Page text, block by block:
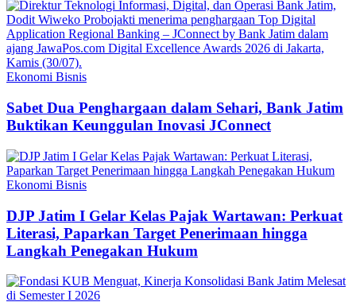
Ekonomi Bisnis
Sabet Dua Penghargaan dalam Sehari, Bank Jatim
Buktikan Keunggulan Inovasi JConnect
Ekonomi Bisnis
DJP Jatim I Gelar Kelas Pajak Wartawan: Perkuat
Literasi, Paparkan Target Penerimaan hingga
Langkah Penegakan Hukum